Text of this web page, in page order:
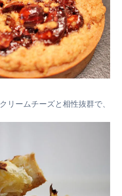
リームチーズと相性抜群で、